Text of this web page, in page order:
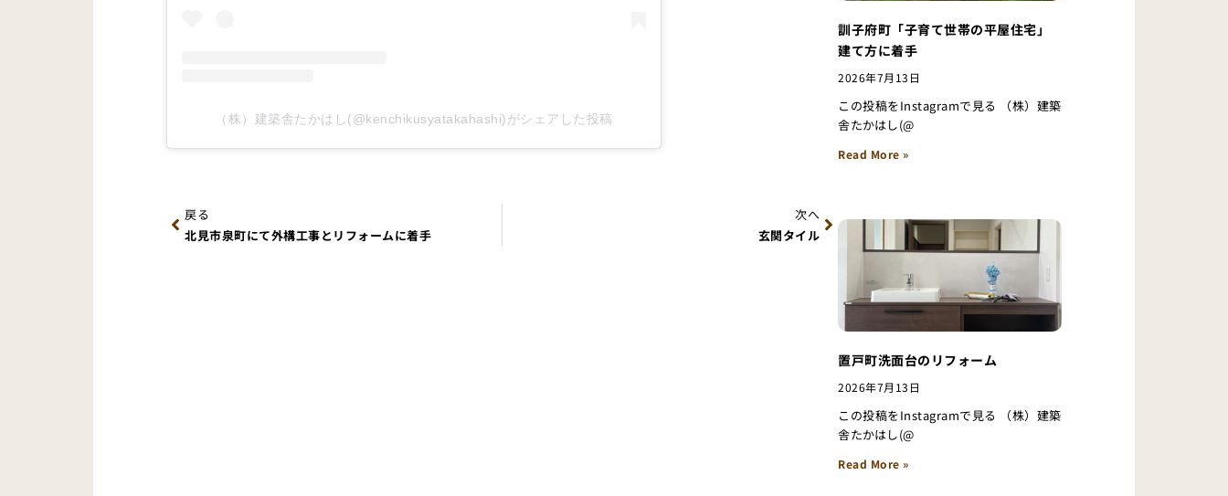
（株）建築舎たかはし(@kenchikusyatakahashi)がシェアした投稿
Prev
戻る
北見市泉町にて外構工事とリフォームに着手
次へ
玄関タイル
訓子府町「子育て世帯の平屋住宅」
建て方に着手
2026年7月13日
この投稿をInstagramで見る （株）建築
舎たかはし(@
Read More »
置戸町洗面台のリフォーム
2026年7月13日
この投稿をInstagramで見る （株）建築
舎たかはし(@
Read More »